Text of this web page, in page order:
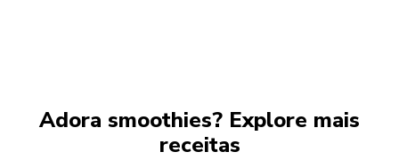
Adora smoothies? Explore mais
receitas